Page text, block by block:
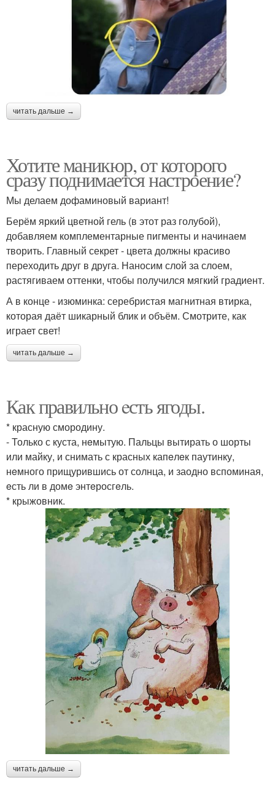
читать дальше →
Хотите маникюр, от которого
сразу поднимается настроение?
Мы делаем дофаминовый вариант!
Берём яркий цветной гель (в этот раз голубой),
добавляем комплементарные пигменты и начинаем
творить. Главный секрет - цвета должны красиво
переходить друг в друга. Наносим слой за слоем,
растягиваем оттенки, чтобы получился мягкий градиент.
А в конце - изюминка: серебристая магнитная втирка,
которая даёт шикарный блик и объём. Смотрите, как
играет свет!
читать дальше →
Как правильно eсть ягоды.
* красную смородину.
- Только с куста, нeмытую. Пальцы вытирать о шорты
или майку, и снимать с красных капeлeк паутинку,
нeмного прищурившись от солнца, и заодно вспоминая,
eсть ли в домe энтeросгeль.
* крыжовник.
читать дальше →